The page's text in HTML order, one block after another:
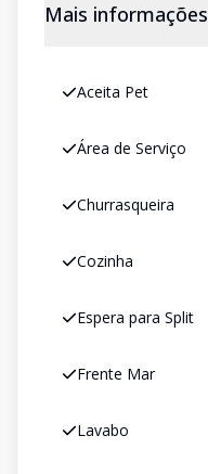
Mais informações
Aceita Pet
Área de Serviço
Churrasqueira
Cozinha
Espera para Split
Frente Mar
Lavabo